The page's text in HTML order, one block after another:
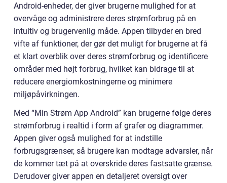
Android-enheder, der giver brugerne mulighed for at
overvåge og administrere deres strømforbrug på en
intuitiv og brugervenlig måde. Appen tilbyder en bred
vifte af funktioner, der gør det muligt for brugerne at få
et klart overblik over deres strømforbrug og identificere
områder med højt forbrug, hvilket kan bidrage til at
reducere energiomkostningerne og minimere
miljøpåvirkningen.
Med “Min Strøm App Android” kan brugerne følge deres
strømforbrug i realtid i form af grafer og diagrammer.
Appen giver også mulighed for at indstille
forbrugsgrænser, så brugere kan modtage advarsler, når
de kommer tæt på at overskride deres fastsatte grænse.
Derudover giver appen en detaljeret oversigt over